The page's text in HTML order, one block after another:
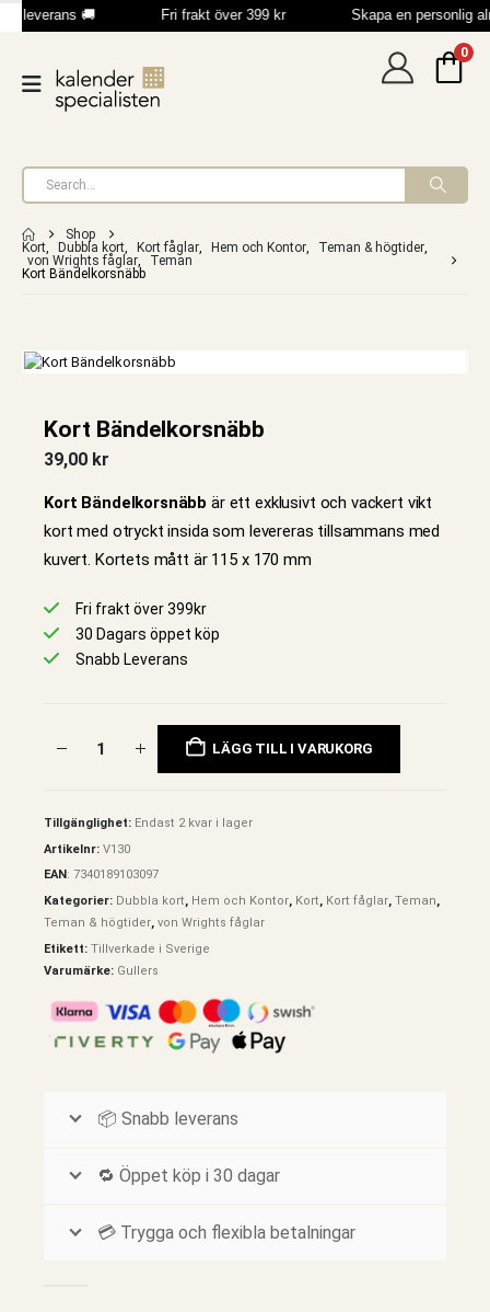
leverans 🚚 Fri frakt över 399 kr Skapa en personlig
0
Shop
Kort, Dubbla kort, Kort fåglar, Hem och Kontor, Teman & högtider,
von Wrights fåglar,
Teman
Kort Bändelkorsnäbb
Kort Bändelkorsnäbb
39,00 kr
Kort Bändelkorsnäbbär ett exklusivt och vackert vikt
kort med otryckt insida som levereras tillsammans med
kuvert. Kortets mått är 115 x 170 mm
Fri frakt över 399kr
30 Dagars öppet köp
Snabb Leverans
LÄGG TILL I VARUKORG
Tillgänglighet: Endast 2 kvar i lager
Artikelnr: V130
EAN : 7340189103097
Kategorier: Dubbla kort, Hem och Kontor, Kort, Kort fåglar, Teman,
Teman & högtider, von Wrights fåglar
Etikett: Tillverkade i Sverige
Varumärke: Gullers
📦 Snabb leverans
🔁 Öppet köp i 30 dagar
💳 Trygga och flexibla betalningar